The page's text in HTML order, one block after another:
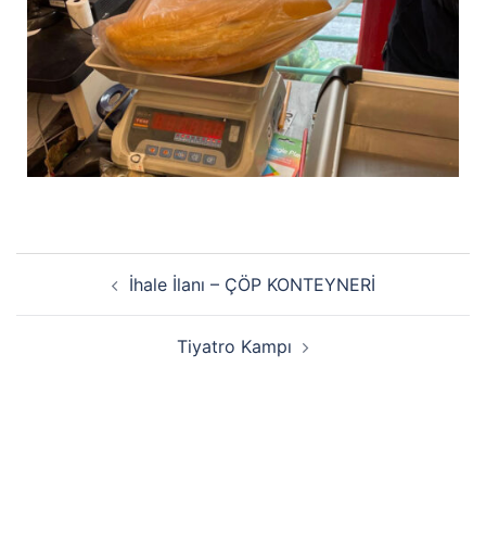
İhale İlanı – ÇÖP KONTEYNERİ
Tiyatro Kampı